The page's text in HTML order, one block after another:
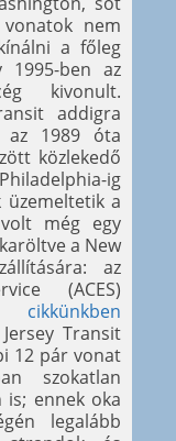
nem
a főleg
1995-ben az
kivonult.
addigra
az 1989 óta
közlekedő
ig
üzemeltetik a
még egy
a New
az
(ACES)
Transit
12 pár vonat
szokatlan
is; ennek oka
legalább